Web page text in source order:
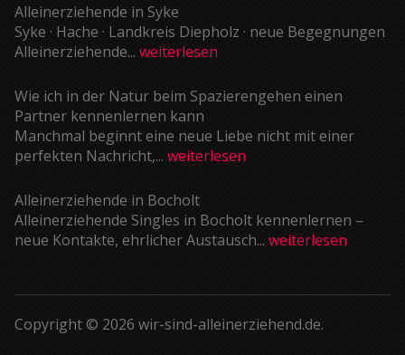
Alleinerziehende in Syke
Syke · Hache · Landkreis Diepholz · neue Begegnungen
Alleinerziehende... weiterlesen
Wie ich in der Natur beim Spazierengehen einen
Partner kennenlernen kann
Manchmal beginnt eine neue Liebe nicht mit einer
perfekten Nachricht,... weiterlesen
Alleinerziehende in Bocholt
Alleinerziehende Singles in Bocholt kennenlernen –
neue Kontakte, ehrlicher Austausch... weiterlesen
Copyright © 2026 wir-sind-alleinerziehend.de.